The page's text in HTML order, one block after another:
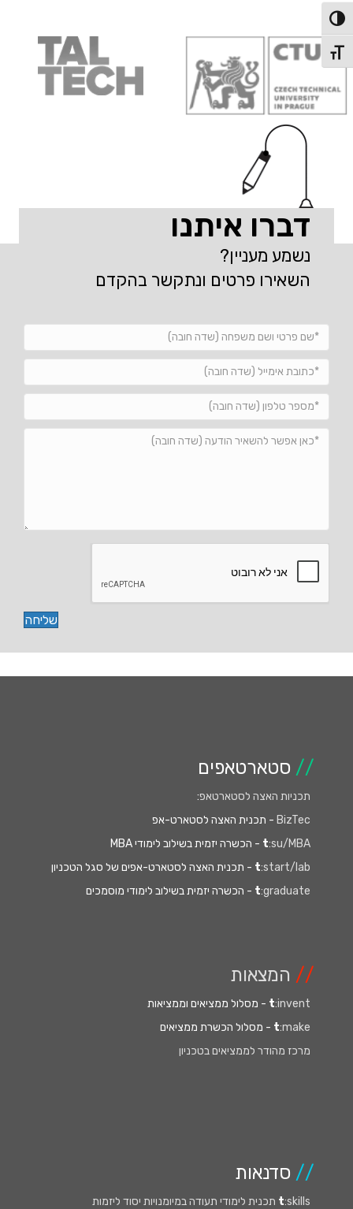
הפעל/כבה ניגודיות גבוהה
מתג גודל גופן
דברו איתנו
נשמע מעניין?
השאירו פרטים ונתקשר בהקדם
שליחה
// סטארטאפים
תכניות האצה לסטארטאפ:
BizTec - תכנית האצה לסטארט-אפ
t:su/MBA
- הכשרה יזמית בשילוב לימודי MBA
t:start/lab
- תכנית האצה לסטארט-אפים של סגל הטכניון
t:graduate - הכשרה יזמית בשילוב לימודי מוסמכים
// המצאות
t:invent
- מסלול ממציאים וממציאות
t:make
- מסלול הכשרת ממציאים
מרכז מהודר לממציאים בטכניון
// סדנאות
t:skills תכנית לימודי תעודה במיומנויות יסוד ליזמות